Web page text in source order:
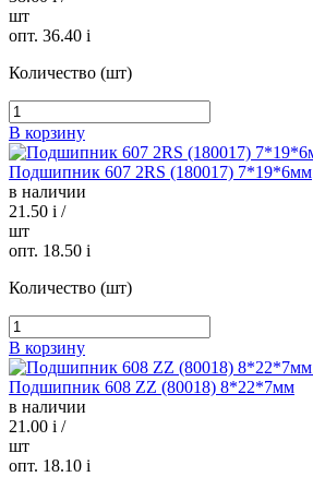
шт
опт. 36.40 i
Количество (шт)
В корзину
Подшипник 607 2RS (180017) 7*19*6мм
в наличии
21.50 i /
шт
опт. 18.50 i
Количество (шт)
В корзину
Подшипник 608 ZZ (80018) 8*22*7мм
в наличии
21.00 i /
шт
опт. 18.10 i